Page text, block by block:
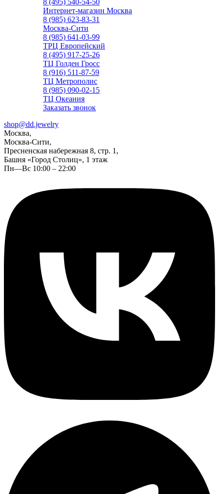
8 (495) 540-54-50
Интернет-магазин Москва
8 (985) 623-83-31
Москва-Сити
8 (985) 641-03-99
ТРЦ Европейский
8 (495) 917-25-26
ТЦ Голден Гросс
8 (916) 511-87-59
ТЦ Метрополис
8 (985) 090-02-15
ТЦ Океания
Заказать звонок
shop@dd.jewelry
Москва,
Москва-Сити,
Пресненская набережная 8, стр. 1,
Башня «Город Столиц», 1 этаж
Пн—Вс 10:00 – 22:00